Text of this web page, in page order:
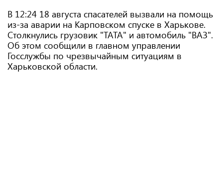
В 12:24 18 августа спасателей вызвали на помощь
из-за аварии на Карповском спуске в Харькове.
Столкнулись грузовик "ТАТА" и автомобиль "ВАЗ".
Об этом сообщили в главном управлении
Госслужбы по чрезвычайным ситуациям в
Харьковской области.